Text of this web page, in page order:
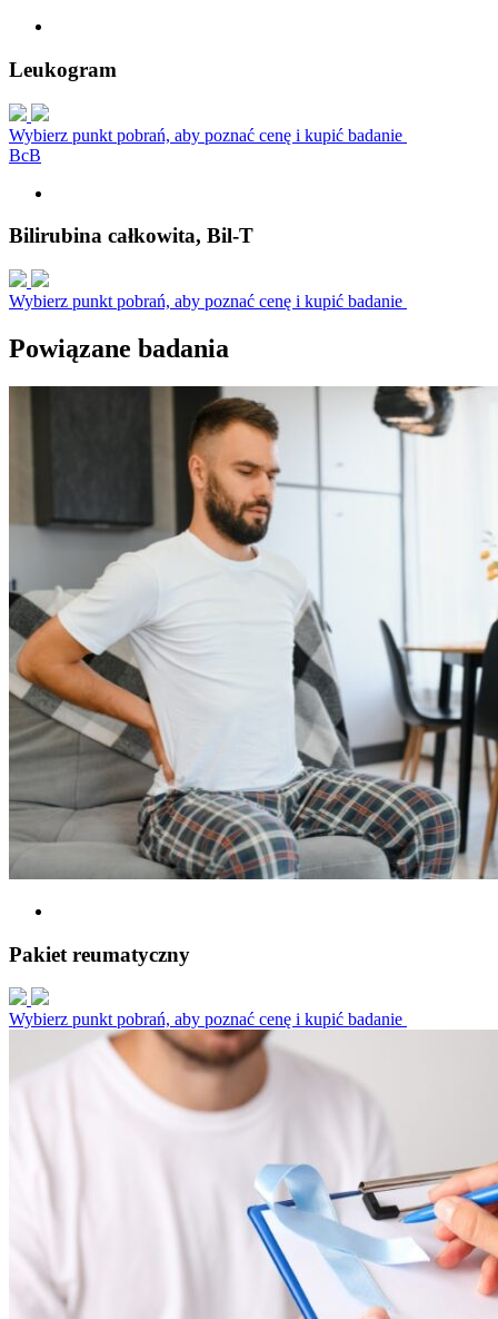
Leukogram
Wybierz punkt pobrań, aby poznać cenę i kupić badanie
BcB
Bilirubina całkowita, Bil-T
Wybierz punkt pobrań, aby poznać cenę i kupić badanie
Powiązane badania
Pakiet reumatyczny
Wybierz punkt pobrań, aby poznać cenę i kupić badanie